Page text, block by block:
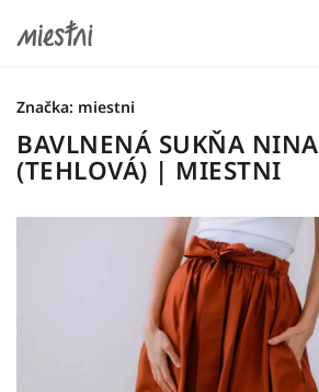
BAVLNENÁ SUKŇA NINA
(TEHLOVÁ) | MIESTNI
Značka: miestni